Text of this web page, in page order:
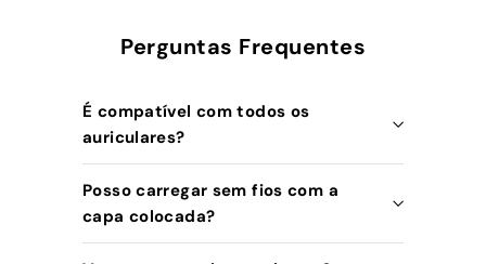
Perguntas Frequentes
É compatível com todos os
auriculares?
Posso carregar sem fios com a
capa colocada?